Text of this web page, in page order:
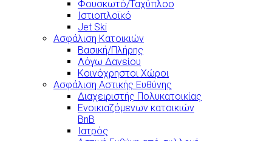
Φουσκωτό/Ταχύπλοο
Ιστιοπλοϊκό
Jet Ski
Ασφάλιση Κατοικιών
Βασική/Πλήρης
Λόγω Δανείου
Κοινόχρηστοι Χώροι
Ασφάλιση Αστικής Ευθύνης
Διαχειριστής Πολυκατοικίας
Ενοικιαζόμενων κατοικιών
BnB
Ιατρός